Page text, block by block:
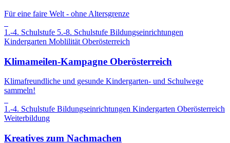
Für eine faire Welt - ohne Altersgrenze
1.-4. Schulstufe 5.-8. Schulstufe Bildungseinrichtungen
Kindergarten Moblilität Oberösterreich
Klimameilen-Kampagne Oberösterreich
Klimafreundliche und gesunde Kindergarten- und Schulwege
sammeln!
1.-4. Schulstufe Bildungseinrichtungen Kindergarten Oberösterreich
Weiterbildung
Kreatives zum Nachmachen